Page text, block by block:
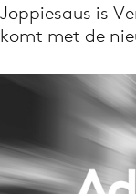
Volg het
Joppiesaus is
komt met de